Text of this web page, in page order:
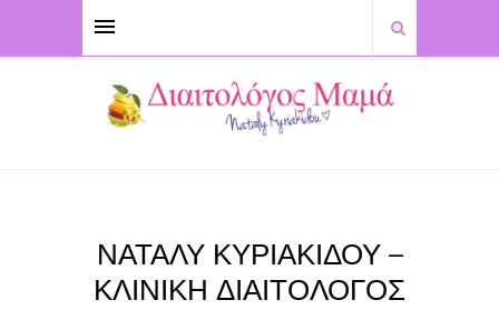
ΝΑΤΑΛΥ ΚΥΡΙΑΚΙΔΟΥ –
ΚΛΙΝΙΚΗ ΔΙΑΙΤΟΛΟΓΟΣ